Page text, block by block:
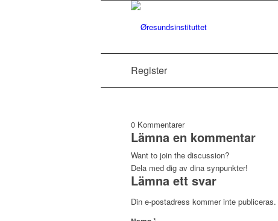
Register
0 Kommentarer
Lämna en kommentar
Want to join the discussion?
Dela med dig av dina synpunkter!
Lämna ett svar
Din e-postadress kommer inte publiceras.